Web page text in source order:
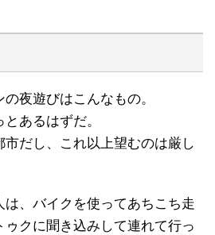
夜遊びはこんなもの。
あるはずだ。
だし、これ以上望むのは厳し
、バイクを使ってあちこち走
ゥクに聞き込みして連れて行っ